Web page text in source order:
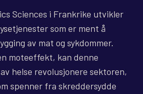
Sciences i Frankrike utvikler
som er ment å
av mat og sykdommer.
moteeffekt, kan denne
helse revolusjonere sektoren,
spenner fra skreddersydde